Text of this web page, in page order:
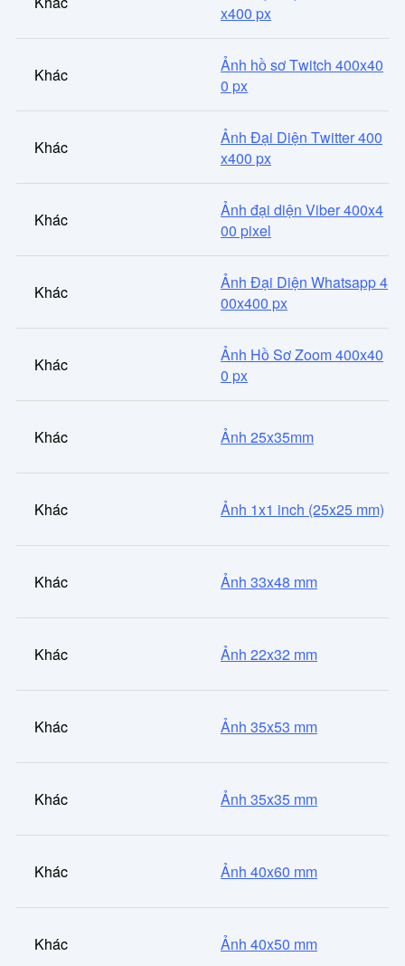
x400 px
Khác
Ảnh hồ sơ Twitch 400x40
0 px
Khác
Ảnh Đại Diện Twitter 400
x400 px
Khác
Ảnh đại diện Viber 400x4
00 pixel
Khác
Ảnh Đại Diện Whatsapp 4
00x400 px
Khác
Ảnh Hồ Sơ Zoom 400x40
0 px
Khác Ảnh 25x35mm
Khác Ảnh 1x1 inch (25x25 mm)
Khác Ảnh 33x48 mm
Khác Ảnh 22x32 mm
Khác Ảnh 35x53 mm
Khác Ảnh 35x35 mm
Khác Ảnh 40x60 mm
Khác Ảnh 40x50 mm